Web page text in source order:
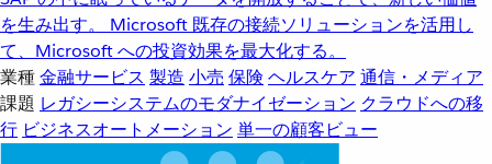
を生み出す。
Microsoft 既存の接続ソリューションを活用し
て、Microsoft への投資効果を最大化する。
業種金融サービス 製造 小売 保険 ヘルスケア 通信・メディア
課題 レガシーシステムのモダナイゼーション クラウドへの移
行 ビジネスオートメーション 単一の顧客ビュー